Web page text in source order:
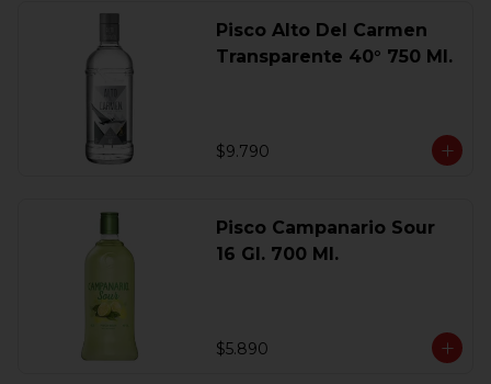
Pisco Alto Del Carmen
Transparente 40° 750 Ml.
$9.790
Pisco Campanario Sour
16 Gl. 700 Ml.
$5.890